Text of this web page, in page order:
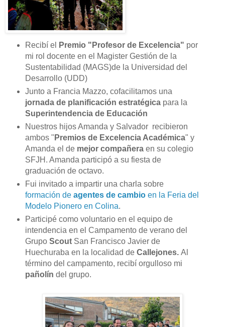
Recibí el Premio "Profesor de Excelencia" por
mi rol docente en el Magister Gestión de la
Sustentabilidad (MAGS)de la Universidad del
Desarrollo (UDD)
Junto a Francia Mazzo, cofacilitamos una
jornada de planificación estratégicapara la
Superintendencia de Educación
Nuestros hijos Amanda y Salvador recibieron
ambos " Premios de Excelencia Académica" y
Amanda el de mejor compañeraen su colegio
SFJH. Amanda participó a su fiesta de
graduación de octavo.
Fui invitado a impartir una charla sobre
formación de agentes de cambioen la Feria del
Modelo Pionero en Colina.
Participé como voluntario en el equipo de
intendencia en el Campamento de verano del
Grupo Scout San Francisco Javier de
Huechuraba en la localidad de Callejones. Al
término del campamento, recibí orgulloso mi
pañolín del grupo.